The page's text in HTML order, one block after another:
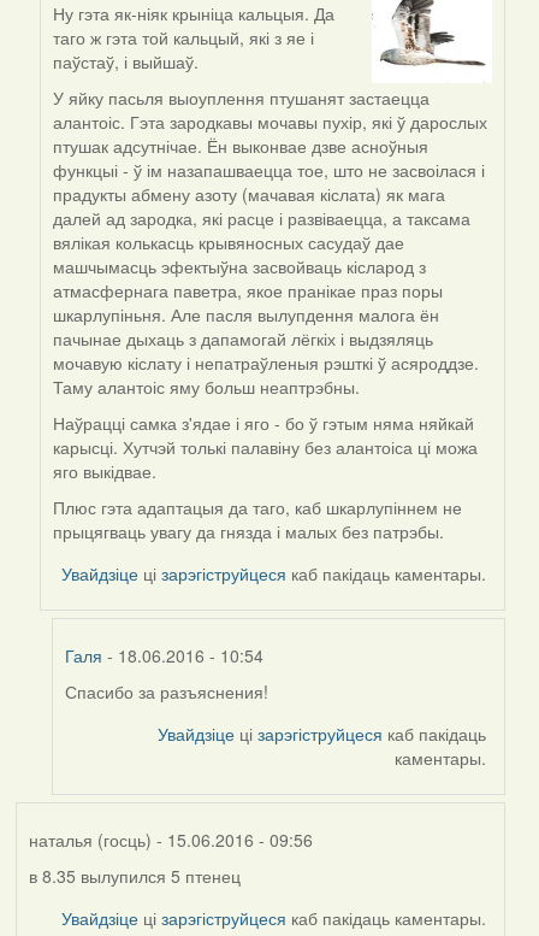
In
reply
to
by
Галя
Ну гэта як-ніяк крыніца кальцыя. Да
таго ж гэта той кальцый, які з яе і
паўстаў, і выйшаў.
У яйку пасьля выоуплення птушанят застаецца
алантоіс. Гэта зародкавы мочавы пухір, які ў дарослых
птушак адсутнічае. Ён выконвае дзве асноўныя
функцыі - ў ім назапашваецца тое, што не засвоілася і
прадукты абмену азоту (мачавая кіслата) як мага
далей ад зародка, які расце і развіваецца, а таксама
вялікая колькасць крывяносных сасудаў дае
машчымасць эфектыўна засвойваць кісларод з
атмасфернага паветра, якое пранікае праз поры
шкарлупіньня. Але пасля вылупдення малога ён
пачынае дыхаць з дапамогай лёгкіх і выдзяляць
мочавую кіслату і непатраўленыя рэшткі ў асяроддзе.
Таму алантоіс яму больш неаптрэбны.
Наўрацці самка з'ядае і яго - бо ў гэтым няма няйкай
карысці. Хутчэй толькі палавіну без алантоіса ці можа
яго выкідвае.
Плюс гэта адаптацыя да таго, каб шкарлупіннем не
прыцягваць увагу да гнязда і малых без патрэбы.
Увайдзіце цізарэгіструйцеся каб пакідаць каментары.
Галя - 18.06.2016 - 10:54
In
Harrier
Спасибо за разъяснения!
Увайдзіце цізарэгіструйцеся каб пакідаць
каментары.
наталья (госць) - 15.06.2016 - 09:56
в 8.35 вылупился 5 птенец
Увайдзіце цізарэгіструйцеся каб пакідаць каментары.